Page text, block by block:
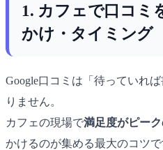
1. カフェで口コミ
かけ・タイミング
Google口コミは「待っていれ
りません。
カフェの現場で満足度がピー
かけるのが集める最大のコツで